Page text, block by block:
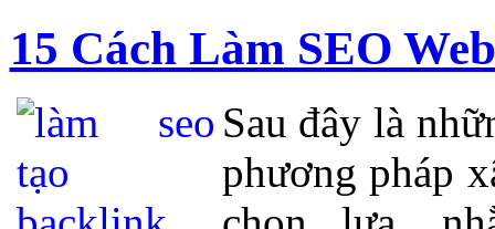
15 Cách Làm SEO
Sau đây là
phương pháp